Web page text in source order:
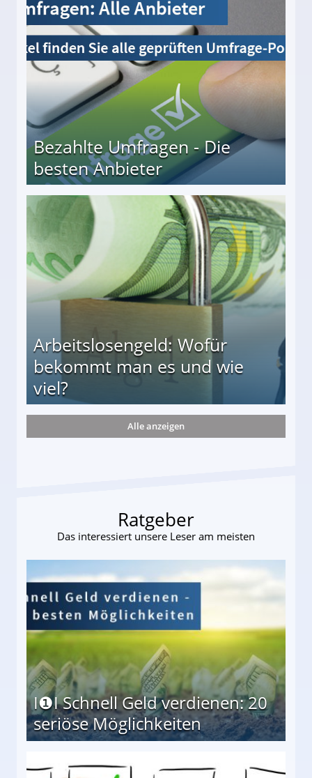
Bezahlte Umfragen - Die
besten Anbieter
Arbeitslosengeld: Wofür
bekommt man es und wie
viel?
und wie viel?
Alle anzeigen
Ratgeber
Das interessiert unsere Leser am meisten
I❶I Schnell Geld verdienen: 20
seriöse Möglichkeiten